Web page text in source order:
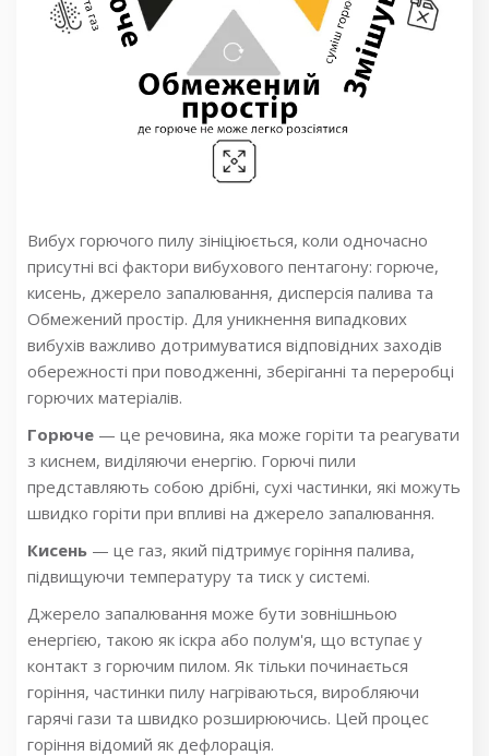
Вибух горючого пилу зініціюється, коли одночасно
присутні всі фактори вибухового пентагону: горюче,
кисень, джерело запалювання, дисперсія палива та
Обмежений простір. Для уникнення випадкових
вибухів важливо дотримуватися відповідних заходів
обережності при поводженні, зберіганні та переробці
горючих матеріалів.
Горюче — це речовина, яка може горіти та реагувати
з киснем, виділяючи енергію. Горючі пили
представляють собою дрібні, сухі частинки, які можуть
швидко горіти при впливі на джерело запалювання.
Кисень — це газ, який підтримує горіння палива,
підвищуючи температуру та тиск у системі.
Джерело запалювання може бути зовнішньою
енергією, такою як іскра або полум'я, що вступає у
контакт з горючим пилом. Як тільки починається
горіння, частинки пилу нагріваються, виробляючи
гарячі гази та швидко розширюючись. Цей процес
горіння відомий як дефлорація.